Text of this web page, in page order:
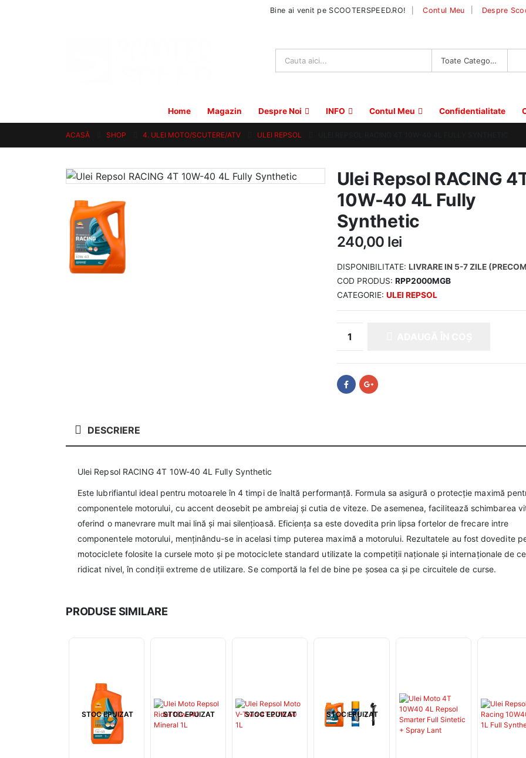
Bine ai venit pe SCOOTERSPEED.RO! Contul Meu Despre
Toate Categoriile
Home Magazin Despre Noi INFO Contul Meu Confidentialitate
ACASĂ SHOP 4. ULEI MOTO/SCUTERE/ATV ULEI REPSOL
Ulei Repsol RACING
10W-40 4L Fully
Synthetic
240,00 lei
DISPONIBILITATE: LIVRARE IN 5-7 ZILE
COD PRODUS: RPP2000MGB
CATEGORIE: ULEI REPSOL
DESCRIERE
Ulei Repsol RACING 4T 10W-40 4L Fully Synthetic
Este lubrifiantul ideal pentru motoarele în 4 timpi de înaltă performanță. Formula sa asigură o protecție maximă
componentele motorului, cu accent deosebit pe ambreiaj și cutia de viteze. De asemenea, facilitează schimbarea
oferind o manevrare mult mai lină și mai silențioasă. Eficiența sa este dovedita prin lipsa fortelor de frecare intre
componentele motorului, menținându-se in acelasi timp puterea maximă a motorului. Rezultatele au fost dovedite
motociclete folosite la cursele moto și pe motociclete standard utilizate la competiţii naționale și internaționale de
ridicat nivel, în condiții extreme de utilizare. Se comportă la fel de bine pe șosea ca și pe circuitele de curse.
PRODUSE SIMILARE
STOC EPUIZAT STOC EPUIZAT STOC EPUIZAT STOC EPUIZAT